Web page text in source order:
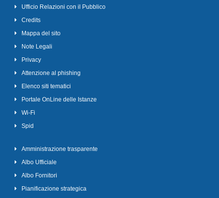
Ufficio Relazioni con il Pubblico
Credits
Mappa del sito
Note Legali
Privacy
Attenzione al phishing
Elenco siti tematici
Portale OnLine delle Istanze
Wi-Fi
Spid
Amministrazione trasparente
Albo Ufficiale
Albo Fornitori
Pianificazione strategica